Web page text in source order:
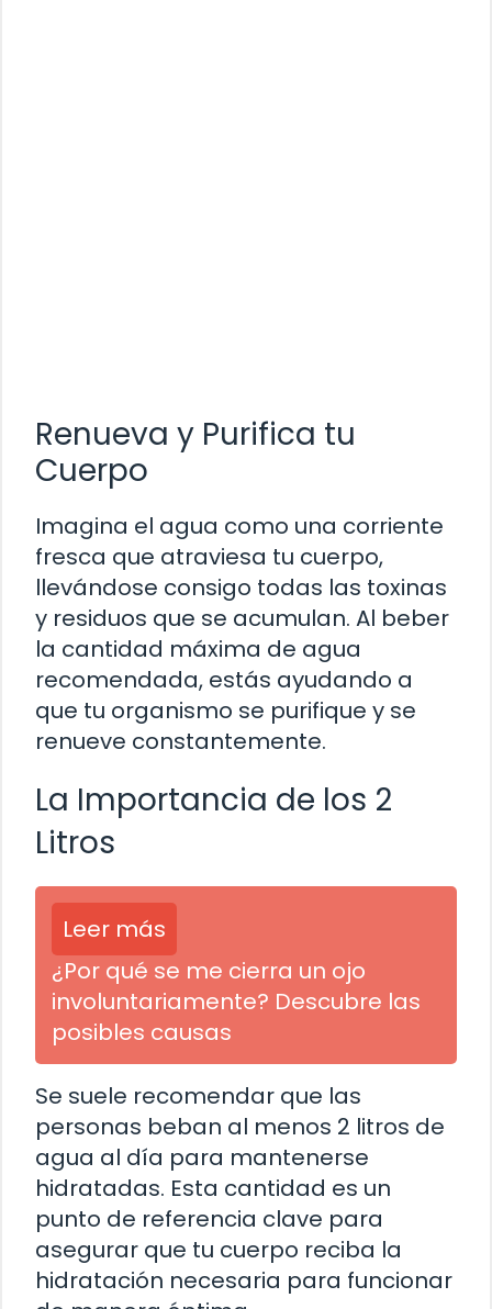
Renueva y Purifica tu
Cuerpo
Imagina el agua como una corriente
fresca que atraviesa tu cuerpo,
llevándose consigo todas las toxinas
y residuos que se acumulan. Al beber
la cantidad máxima de agua
recomendada, estás ayudando a
que tu organismo se purifique y se
renueve constantemente.
La Importancia de los 2
Litros
Leer más
¿Por qué se me cierra un ojo
involuntariamente? Descubre las
posibles causas
Se suele recomendar que las
personas beban al menos 2 litros de
agua al día para mantenerse
hidratadas. Esta cantidad es un
punto de referencia clave para
asegurar que tu cuerpo reciba la
hidratación necesaria para funcionar